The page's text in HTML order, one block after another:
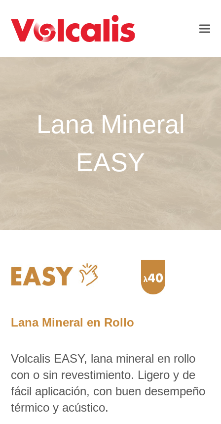
Lana Mineral
EASY
Lana Mineral en Rollo
Volcalis EASY, lana mineral en rollo
con o sin revestimiento. Ligero y de
fácil aplicación, con buen desempeño
térmico y acústico.